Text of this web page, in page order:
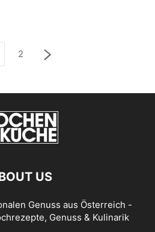
2
US
Genuss aus Österreich -
Genuss & Kulinarik